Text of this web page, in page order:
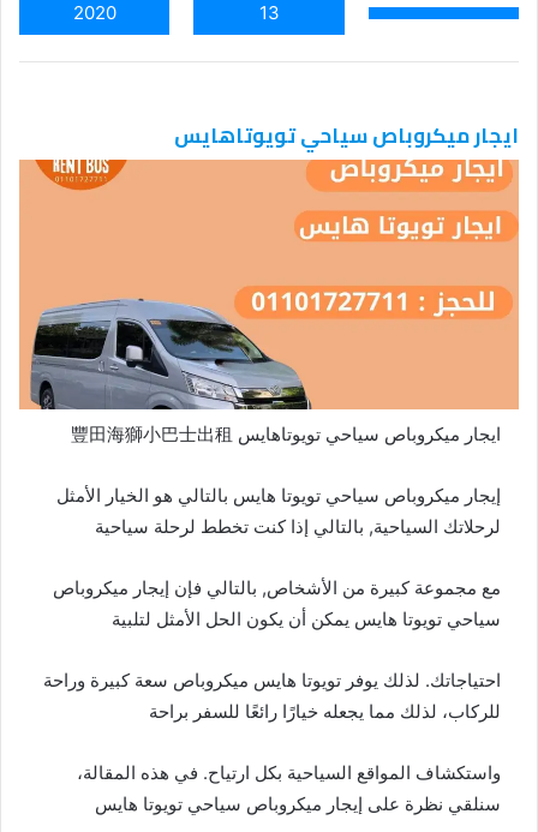
13
2020
ايجار ميكروباص سياحي تويوتاهايس
ايجار ميكروباص سياحي تويوتاهايس 豐田海獅小巴士出租
إيجار ميكروباص سياحي تويوتا هايس بالتالي هو الخيار الأمثل
لرحلاتك السياحية, بالتالي إذا كنت تخطط لرحلة سياحية
مع مجموعة كبيرة من الأشخاص, بالتالي فإن إيجار ميكروباص
سياحي تويوتا هايس يمكن أن يكون الحل الأمثل لتلبية
احتياجاتك. لذلك يوفر تويوتا هايس ميكروباص سعة كبيرة وراحة
للركاب، لذلك مما يجعله خيارًا رائعًا للسفر براحة
واستكشاف المواقع السياحية بكل ارتياح. في هذه المقالة،
سنلقي نظرة على إيجار ميكروباص سياحي تويوتا هايس